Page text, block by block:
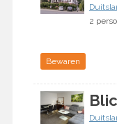
Bewaren